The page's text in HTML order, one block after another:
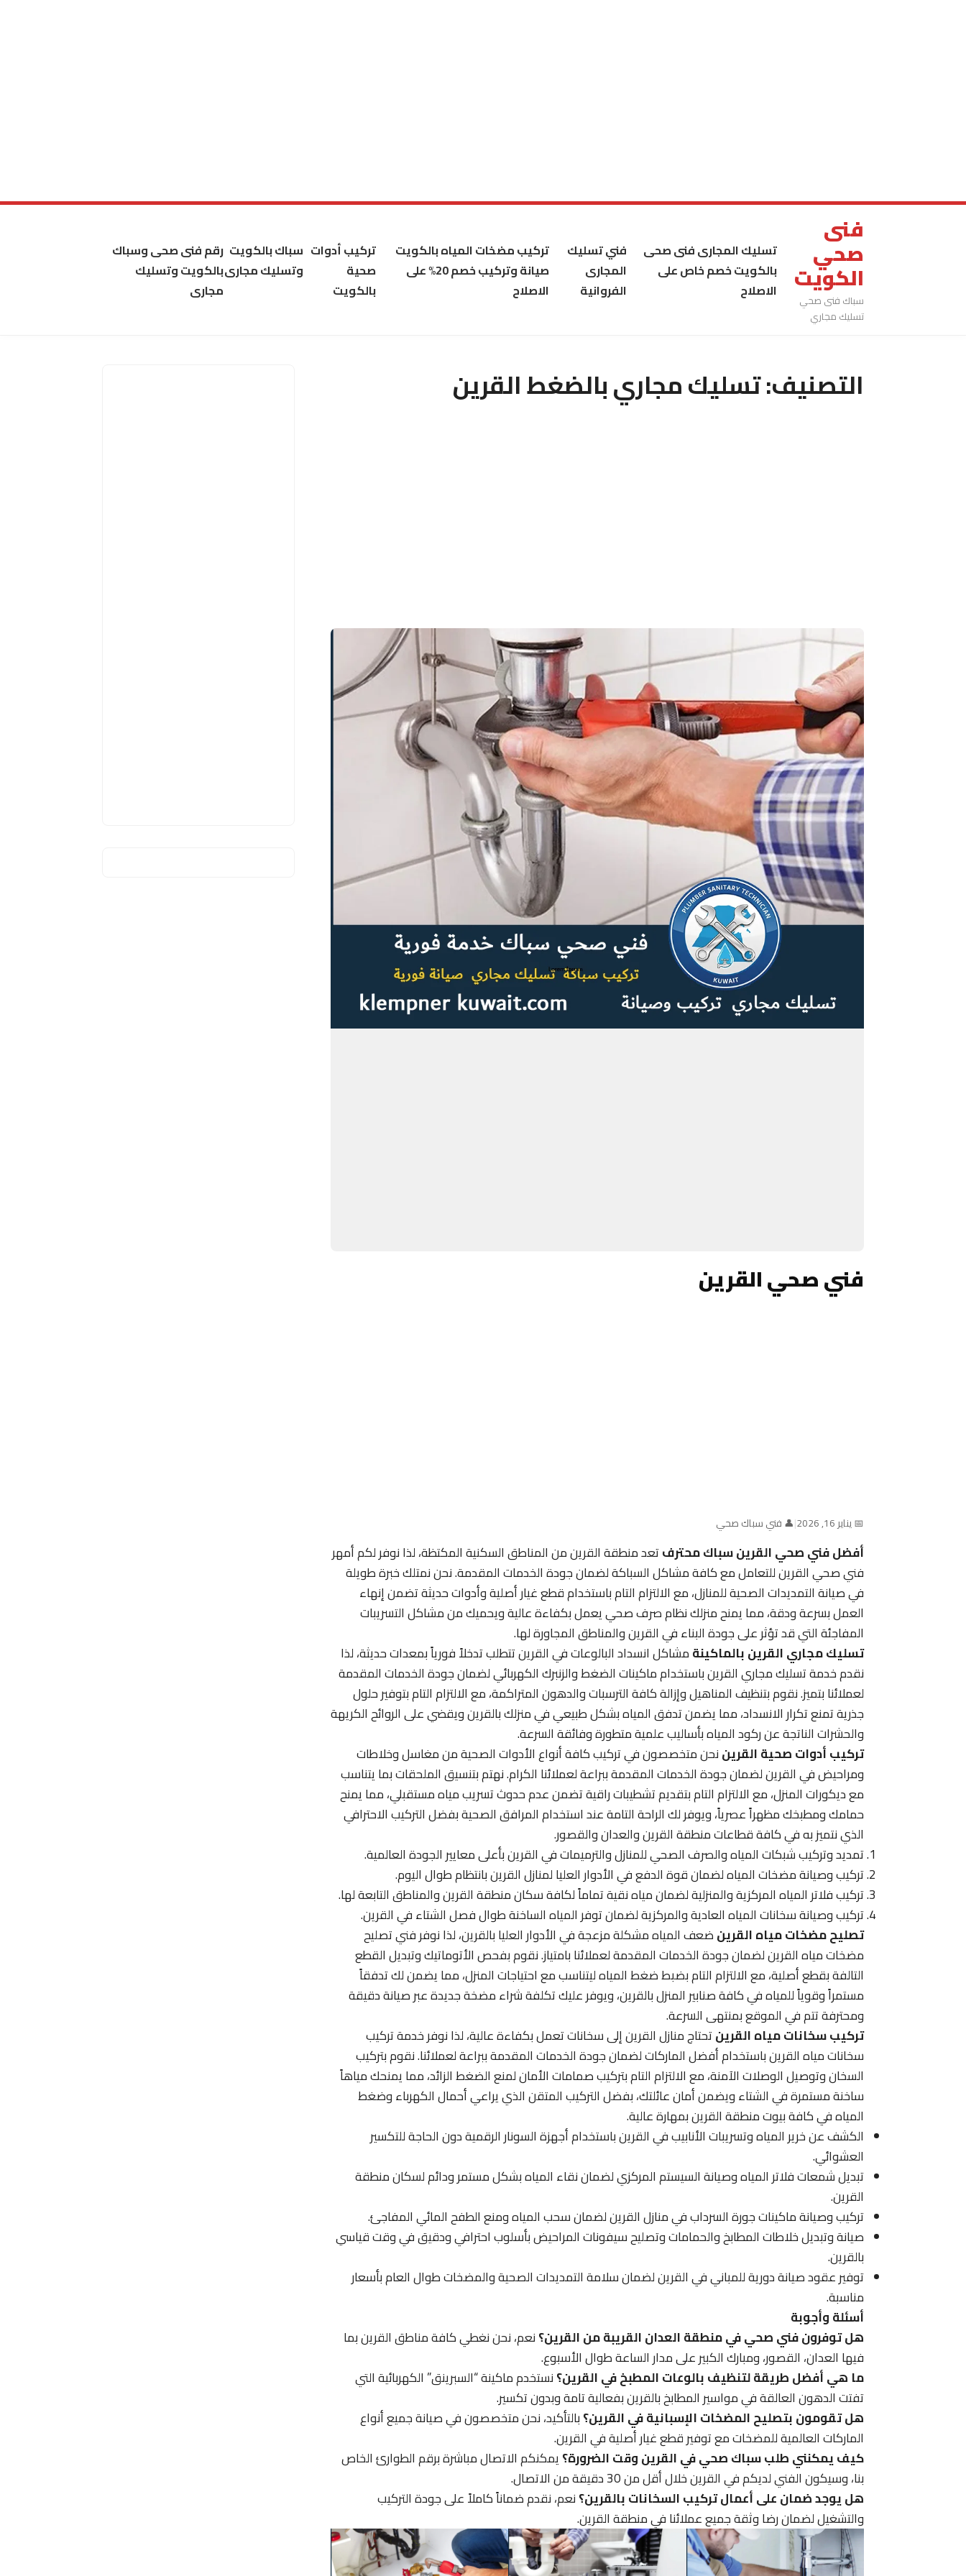
فنى
صحي
الكويت
سباك فنى صحي
تسليك مجاري
تسليك المجارى فنى صحى
بالكويت خصم خاص على
الاصلاح
فني تسليك
المجارى
الفروانية
تركيب مضخات المياه بالكويت
صيانة وتركيب خصم 20% على
الاصلاح
تركيب أدوات
صحية
بالكويت
سباك بالكويت
وتسليك مجارى
رقم فنى صحى وسباك
بالكويت وتسليك
مجارى
التصنيف:تسليك مجاري بالضغط القرين
فني صحي القرين
📅 يناير 16, 2026 |👤 فني سباك صحي
أفضل فني صحي القرين سباك محترفتعد منطقة القرين من المناطق السكنية المكتظة، لذا نوفر لكم أمهر
فني صحي القرين للتعامل مع كافة مشاكل السباكة لضمان جودة الخدمات المقدمة. نحن نمتلك خبرة طويلة
في صيانة التمديدات الصحية للمنازل، مع الالتزام التام باستخدام قطع غيار أصلية وأدوات حديثة تضمن إنهاء
العمل بسرعة ودقة، مما يمنح منزلك نظام صرف صحي يعمل بكفاءة عالية ويحميك من مشاكل التسريبات
المفاجئة التي قد تؤثر على جودة البناء في القرين والمناطق المجاورة لها.
تسليك مجاري القرين بالماكينةمشاكل انسداد البالوعات في القرين تتطلب تدخلاً فورياً بمعدات حديثة، لذا
نقدم خدمة تسليك مجاري القرين باستخدام ماكينات الضغط والزنبرك الكهربائي لضمان جودة الخدمات المقدمة
لعملائنا بتميز. نقوم بتنظيف المناهيل وإزالة كافة الترسبات والدهون المتراكمة، مع الالتزام التام بتوفير حلول
جذرية تمنع تكرار الانسداد، مما يضمن تدفق المياه بشكل طبيعي في منزلك بالقرين ويقضي على الروائح الكريهة
والحشرات الناتجة عن ركود المياه بأساليب علمية متطورة وفائقة السرعة.
تركيب أدوات صحية القريننحن متخصصون في تركيب كافة أنواع الأدوات الصحية من مغاسل وخلاطات
ومراحيض في القرين لضمان جودة الخدمات المقدمة ببراعة لعملائنا الكرام. نهتم بتنسيق الملحقات بما يتناسب
مع ديكورات المنزل، مع الالتزام التام بتقديم تشطيبات راقية تضمن عدم حدوث تسريب مياه مستقبلي، مما يمنح
حمامك ومطبخك مظهراً عصرياً، ويوفر لك الراحة التامة عند استخدام المرافق الصحية بفضل التركيب الاحترافي
الذي نتميز به في كافة قطاعات منطقة القرين والعدان والقصور.
تمديد وتركيب شبكات المياه والصرف الصحي للمنازل والترميمات في القرين بأعلى معايير الجودة العالمية.
تركيب وصيانة مضخات المياه لضمان قوة الدفع في الأدوار العليا لمنازل القرين بانتظام طوال اليوم.
تركيب فلاتر المياه المركزية والمنزلية لضمان مياه نقية تماماً لكافة سكان منطقة القرين والمناطق التابعة لها.
تركيب وصيانة سخانات المياه العادية والمركزية لضمان توفر المياه الساخنة طوال فصل الشتاء في القرين.
تصليح مضخات مياه القرينضعف المياه مشكلة مزعجة في الأدوار العليا بالقرين، لذا نوفر فني تصليح
مضخات مياه القرين لضمان جودة الخدمات المقدمة لعملائنا بامتياز. نقوم بفحص الأتوماتيك وتبديل القطع
التالفة بقطع أصلية، مع الالتزام التام بضبط ضغط المياه ليتناسب مع احتياجات المنزل، مما يضمن لك تدفقاً
مستمراً وقوياً للمياه في كافة صنابير المنزل بالقرين، ويوفر عليك تكلفة شراء مضخة جديدة عبر صيانة دقيقة
ومحترفة تتم في الموقع بمنتهى السرعة.
تركيب سخانات مياه القرينتحتاج منازل القرين إلى سخانات تعمل بكفاءة عالية، لذا نوفر خدمة تركيب
سخانات مياه القرين باستخدام أفضل الماركات لضمان جودة الخدمات المقدمة ببراعة لعملائنا. نقوم بتركيب
السخان وتوصيل الوصلات الآمنة، مع الالتزام التام بتركيب صمامات الأمان لمنع الضغط الزائد، مما يمنحك مياهاً
ساخنة مستمرة في الشتاء ويضمن أمان عائلتك، بفضل التركيب المتقن الذي يراعي أحمال الكهرباء وضغط
المياه في كافة بيوت منطقة القرين بمهارة عالية.
الكشف عن خرير المياه وتسريبات الأنابيب في القرين باستخدام أجهزة السونار الرقمية دون الحاجة للتكسير
العشوائي.
تبديل شمعات فلاتر المياه وصيانة السيستم المركزي لضمان نقاء المياه بشكل مستمر ودائم لسكان منطقة
القرين.
تركيب وصيانة ماكينات جورة السرداب في منازل القرين لضمان سحب المياه ومنع الطفح المائي المفاجئ.
صيانة وتبديل خلاطات المطابخ والحمامات وتصليح سيفونات المراحيض بأسلوب احترافي ودقيق في وقت قياسي
بالقرين.
توفير عقود صيانة دورية للمباني في القرين لضمان سلامة التمديدات الصحية والمضخات طوال العام بأسعار
مناسبة.
أسئلة وأجوبة
هل توفرون فني صحي في منطقة العدان القريبة من القرين؟نعم، نحن نغطي كافة مناطق القرين بما
فيها العدان، القصور، ومبارك الكبير على مدار الساعة طوال الأسبوع.
ما هي أفضل طريقة لتنظيف بالوعات المطبخ في القرين؟نستخدم ماكينة “السبرينق” الكهربائية التي
تفتت الدهون العالقة في مواسير المطابخ بالقرين بفعالية تامة وبدون تكسير.
هل تقومون بتصليح المضخات الإسبانية في القرين؟بالتأكيد، نحن متخصصون في صيانة جميع أنواع
الماركات العالمية للمضخات مع توفير قطع غيار أصلية في القرين.
كيف يمكنني طلب سباك صحي في القرين وقت الضرورة؟يمكنكم الاتصال مباشرة برقم الطوارئ الخاص
بنا، وسيكون الفني لديكم في القرين خلال أقل من 30 دقيقة من الاتصال.
هل يوجد ضمان على أعمال تركيب السخانات بالقرين؟نعم، نقدم ضماناً كاملاً على جودة التركيب
والتشغيل لضمان رضا وثقة جميع عملائنا في منطقة القرين.